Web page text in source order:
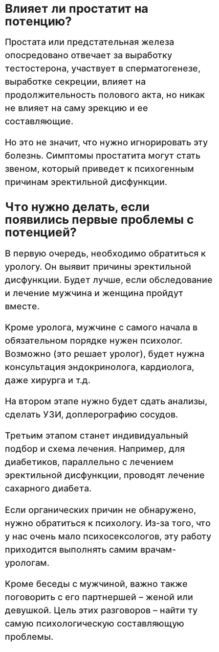
Влияет ли простатит на
потенцию?
Простата или предстательная железа
опосредовано отвечает за выработку
тестостерона, участвует в сперматогенезе,
выработке секреции, влияет на
продолжительность полового акта, но никак
не влияет на саму эрекцию и ее
составляющие.
Но это не значит, что нужно игнорировать эту
болезнь. Симптомы простатита могут стать
звеном, который приведет к психогенным
причинам эректильной дисфункции.
Что нужно делать, если
появились первые проблемы с
потенцией?
В первую очередь, необходимо обратиться к
урологу. Он выявит причины эректильной
дисфункции. Будет лучше, если обследование
и лечение мужчина и женщина пройдут
вместе.
Кроме уролога, мужчине с самого начала в
обязательном порядке нужен психолог.
Возможно (это решает уролог), будет нужна
консультация эндокринолога, кардиолога,
даже хирурга и т.д.
На втором этапе нужно будет сдать анализы,
сделать УЗИ, доплерографию сосудов.
Третьим этапом станет индивидуальный
подбор и схема лечения. Например, для
диабетиков, параллельно с лечением
эректильной дисфункции, проводят лечение
сахарного диабета.
Если органических причин не обнаружено,
нужно обратиться к психологу. Из-за того, что
у нас очень мало психосексологов, эту работу
приходится выполнять самим врачам-
урологам.
Кроме беседы с мужчиной, важно также
поговорить с его партнершей – женой или
девушкой. Цель этих разговоров – найти ту
самую психологическую составляющую
проблемы.